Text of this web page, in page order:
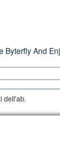
Byterfly And
dell'ab.